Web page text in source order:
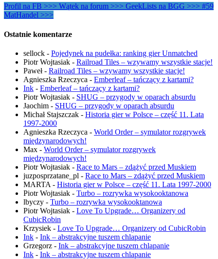
Profil na FB >>> Wątek na forum >>> GeekLists na BGG >>> #59
MatHandel >>>
Ostatnie komentarze
sellock - Pojedynek na pudełka: ranking gier Unmatched
Piotr Wojtasiak - Railroad Tiles – wzywamy wszystkie stacje!
Paweł- Railroad Tiles – wzywamy wszystkie stacje!
Agnieszka Rzeczyca - Emberleaf – tańczący z kartami?
Ink - Emberleaf – tańczący z kartami?
Piotr Wojtasiak - SHUG – przygody w oparach absurdu
Jaochim - SHUG – przygody w oparach absurdu
Michał Stajszczak - Historia gier w Polsce – część 11. Lata
1997-2000
Agnieszka Rzeczyca - World Order – symulator rozgrywek
międzynarodowych!
Max - World Order – symulator rozgrywek
międzynarodowych!
Piotr Wojtasiak - Race to Mars – zdążyć przed Muskiem
juzposprzatane_pl - Race to Mars – zdążyć przed Muskiem
MARTA - Historia gier w Polsce – część 11. Lata 1997-2000
Piotr Wojtasiak - Turbo – rozrywka wysokooktanowa
lbyczy - Turbo – rozrywka wysokooktanowa
Piotr Wojtasiak - Love To Upgrade… Organizery od
CubicRobin
Krzysiek - Love To Upgrade… Organizery od CubicRobin
Ink - Ink – abstrakcyjne tuszem chlapanie
Grzegorz - Ink – abstrakcyjne tuszem chlapanie
Ink - Ink – abstrakcyjne tuszem chlapanie